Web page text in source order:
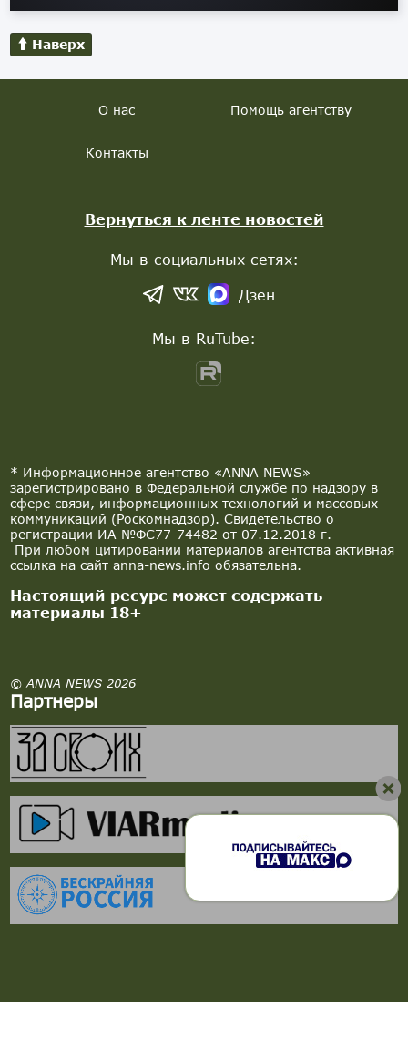
Наверх
* Информационное агентство «ANNA NEWS»
зарегистрировано в Федеральной службе по надзору в
сфере связи, информационных технологий и массовых
коммуникаций (Роскомнадзор). Свидетельство о
регистрации ИА №ФС77-74482 от 07.12.2018 г.
При любом цитировании материалов агентства активная
ссылка на сайт anna-news.info обязательна.
Настоящий ресурс может содержать
материалы 18+
© ANNA NEWS 2026
Партнеры
О нас Помощь агентству
Контакты
Вернуться к ленте новостей
Мы в социальных сетях:
Дзен
Мы в RuTube: